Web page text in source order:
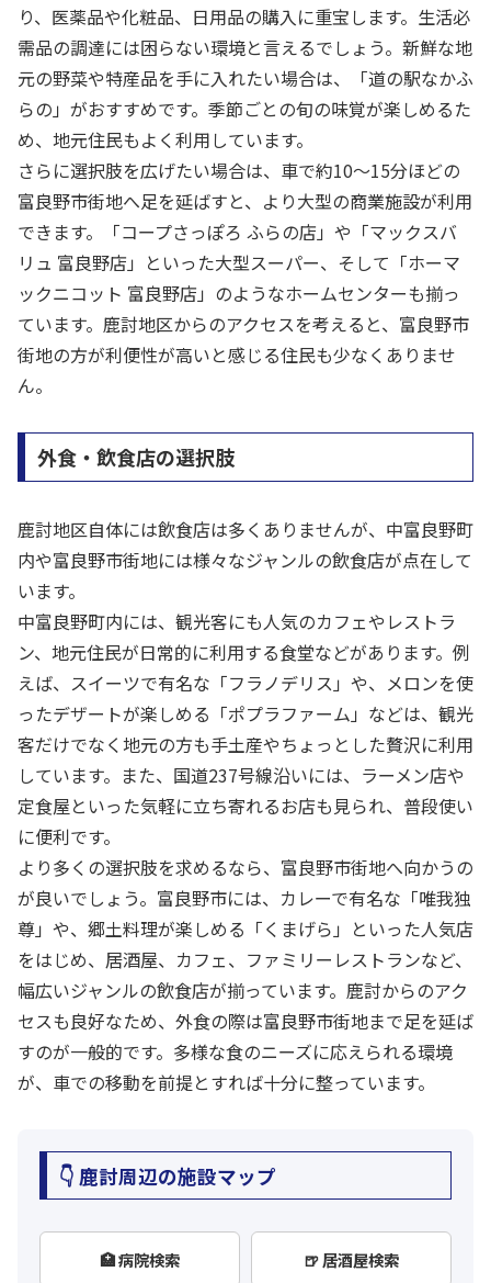
り、医薬品や化粧品、日用品の購入に重宝します。生活必
需品の調達には困らない環境と言えるでしょう。新鮮な地
元の野菜や特産品を手に入れたい場合は、「道の駅なかふ
らの」がおすすめです。季節ごとの旬の味覚が楽しめるた
め、地元住民もよく利用しています。
さらに選択肢を広げたい場合は、車で約10～15分ほどの
富良野市街地へ足を延ばすと、より大型の商業施設が利用
できます。「コープさっぽろ ふらの店」や「マックスバ
リュ 富良野店」といった大型スーパー、そして「ホーマ
ックニコット 富良野店」のようなホームセンターも揃っ
ています。鹿討地区からのアクセスを考えると、富良野市
街地の方が利便性が高いと感じる住民も少なくありませ
ん。
外食・飲食店の選択肢
鹿討地区自体には飲食店は多くありませんが、中富良野町
内や富良野市街地には様々なジャンルの飲食店が点在して
います。
中富良野町内には、観光客にも人気のカフェやレストラ
ン、地元住民が日常的に利用する食堂などがあります。例
えば、スイーツで有名な「フラノデリス」や、メロンを使
ったデザートが楽しめる「ポプラファーム」などは、観光
客だけでなく地元の方も手土産やちょっとした贅沢に利用
しています。また、国道237号線沿いには、ラーメン店や
定食屋といった気軽に立ち寄れるお店も見られ、普段使い
に便利です。
より多くの選択肢を求めるなら、富良野市街地へ向かうの
が良いでしょう。富良野市には、カレーで有名な「唯我独
尊」や、郷土料理が楽しめる「くまげら」といった人気店
をはじめ、居酒屋、カフェ、ファミリーレストランなど、
幅広いジャンルの飲食店が揃っています。鹿討からのアク
セスも良好なため、外食の際は富良野市街地まで足を延ば
すのが一般的です。多様な食のニーズに応えられる環境
が、車での移動を前提とすれば十分に整っています。
👇 鹿討周辺の施設マップ
🏥 病院検索 🍺 居酒屋検索